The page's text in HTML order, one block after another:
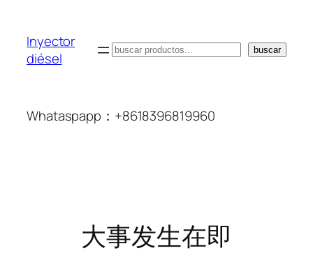
Inyector
diésel
搜
buscar
Whataspapp：+8618396819960
大事发生在即